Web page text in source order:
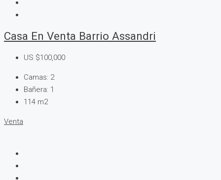
Casa En Venta Barrio Assandri
US $100,000
Camas: 2
Bañera: 1
114 m2
Venta